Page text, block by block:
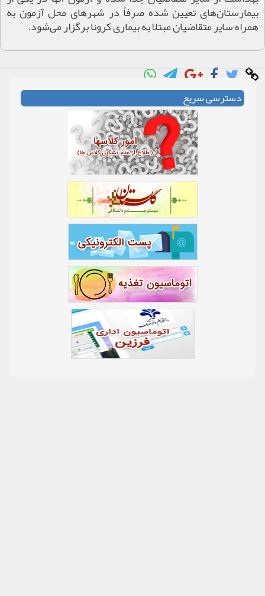
بیمارستان‌های تعیین شده صرفاً در شهرهای محل آزمون به
همراه سایر متقاضیان مبتلا به بیماری کرونا برگزار می‌شود.
دسترسی سریع